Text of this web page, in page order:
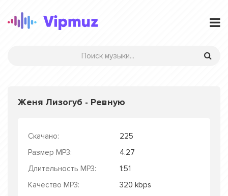
Женя Лизогуб - Ревную
Скачано:
225
Размер MP3:
4.27
Длительность MP3:
1:51
Качество MP3:
320 kbps